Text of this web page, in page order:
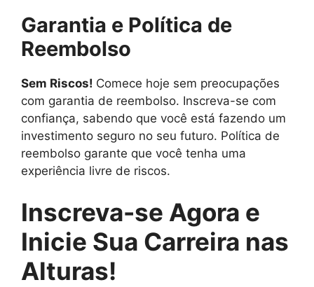
Garantia e Política de
Reembolso
Sem Riscos! Comece hoje sem preocupações
com garantia de reembolso. Inscreva-se com
confiança, sabendo que você está fazendo um
investimento seguro no seu futuro. Política de
reembolso garante que você tenha uma
experiência livre de riscos.
Inscreva-se Agora e
Inicie Sua Carreira nas
Alturas!